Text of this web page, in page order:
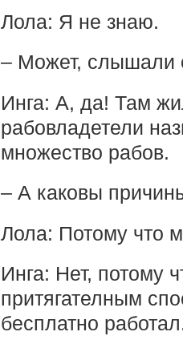
Лола: Я не знаю.
– Может, слышали
Инга: А, да! Там
рабовладетели
множество рабов.
– А каковы
Лола: Потому что
Инга: Нет, потому
притягателным
бесплатно